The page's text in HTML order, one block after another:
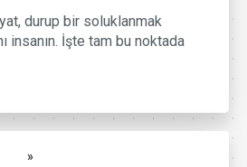
durup bir soluklanmak
insanın. İşte tam bu noktada
»